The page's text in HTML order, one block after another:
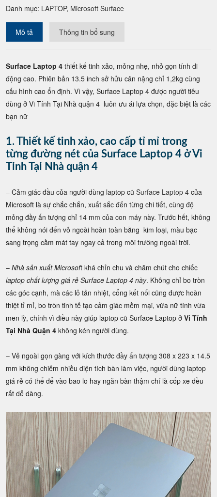
lượng
Danh mục: LAPTOP, Microsoft Surface
Mô tả Thông tin bổ sung
Surface Laptop 4 thiết kế tinh xảo, mỏng nhẹ, nhỏ gọn tính di
động cao. Phiên bản 13.5 inch sở hửu cân nậng chỉ 1,2kg cùng
cấu hình cao ổn định. Vì vậy, Surface Laptop 4 được người tiêu
dùng ở Vi Tính Tại Nhà quận 4 luôn ưu ái lựa chọn, đặc biệt là các
bạn nữ
1. Thiết kế tinh xảo, cao cấp tỉ mỉ trong
từng đường nét của Surface Laptop 4 ở Vi
Tinh Tại Nhà quận 4
– Cảm giác đầu của người dùng laptop cũ Surface Laptop 4 của
Microsoft là sự chắc chắn, xuất sắc đến từng chi tiết, cùng độ
mỏng đầy ấn tượng chỉ 14 mm của con máy này. Trước hết, không
thể không nói đến vỏ ngoài hoàn toàn bằng kim loại, màu bạc
sang trọng cầm mát tay ngay cả trong môi trường ngoài trời.
– Nhà sản xuất Microsoft khá chỉn chu và chăm chút cho chiếc
laptop chất lượng giá rẻ Surface Laptop 4 này. Không chỉ bo tròn
các góc cạnh, mà các lỗ tản nhiệt, cổng kết nối cũng được hoàn
thiệt tỉ mỉ, bo tròn tinh tế tạo cảm giác mềm mại, vừa nữ tính vừa
men lỳ, chính vì điều này giúp laptop cũ Surface Laptop ở Vi Tính
Tại Nhà Quận 4 không kén người dùng.
– Vẻ ngoài gọn gàng với kích thước đầy ấn tượng 308 x 223 x 14.5
mm không chiếm nhiều diện tích bàn làm việc, người dùng laptop
giá rẻ có thể để vào bao lo hay ngăn bàn thậm chí là cốp xe đều
rất dễ dàng.